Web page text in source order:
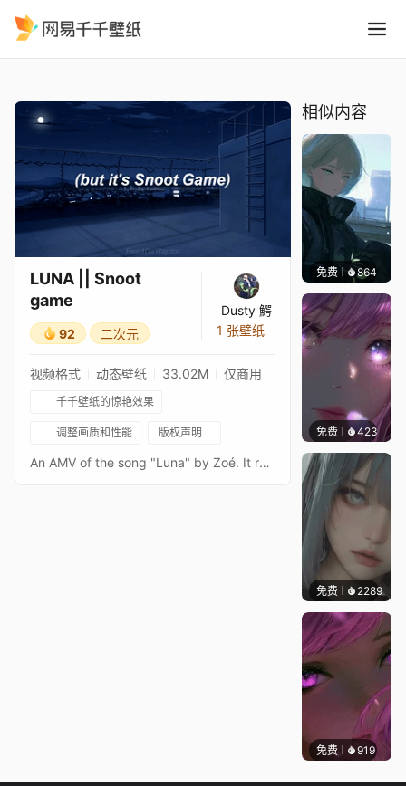
LUNA || Snoot
game
92 二次元
Dusty 鰐
1 张壁纸
视频格式 动态壁纸 33.02M 仅商用
千千壁纸的惊艳效果
调整画质和性能 版权声明
An AMV of the song "Luna" by Zoé. It represents important events in E4 of snoot game. It was made by ReedDa'Raptorhttps://www.youtube.com/watch?v=WeiWT8TLnEc (AMV Video)https://www.youtube.com/watch?v=6W4L2O-JQ-w (Original MTV version)
相似内容
免费 864辰东
免费 423辰东
免费 2289辰东
免费 919辰东